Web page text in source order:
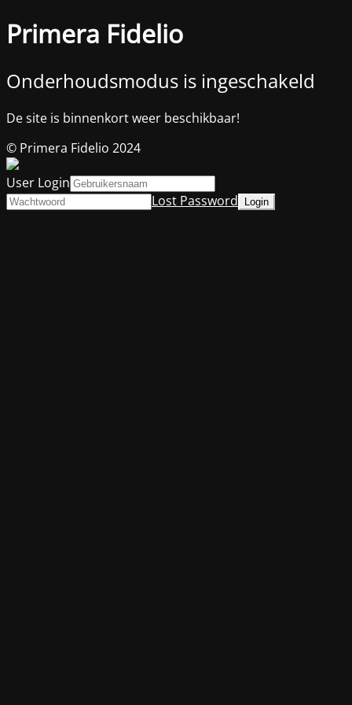
Primera Fidelio
Onderhoudsmodus is ingeschakeld
De site is binnenkort weer beschikbaar!
© Primera Fidelio 2024
User Login
Lost Password